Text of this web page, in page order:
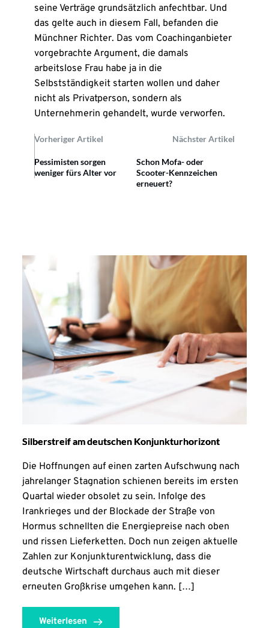
seine Verträge grundsätzlich anfechtbar. Und
das gelte auch in diesem Fall, befanden die
Münchner Richter. Das vom Coachinganbieter
vorgebrachte Argument, die damals
arbeitslose Frau habe ja in die
Selbstständigkeit starten wollen und daher
nicht als Privatperson, sondern als
Unternehmerin gehandelt, wurde verworfen.
Vorheriger Artikel Nächster Artikel
Pessimisten sorgen
weniger fürs Alter vor
Schon Mofa- oder
Scooter-Kennzeichen
erneuert?
Silberstreif am deutschen Konjunkturhorizont
Die Hoffnungen auf einen zarten Aufschwung nach
jahrelanger Stagnation schienen bereits im ersten
Quartal wieder obsolet zu sein. Infolge des
Irankrieges und der Blockade der Straße von
Hormus schnellten die Energiepreise nach oben
und rissen Lieferketten. Doch nun zeigen aktuelle
Zahlen zur Konjunkturentwicklung, dass die
deutsche Wirtschaft durchaus auch mit dieser
erneuten Großkrise umgehen kann. […]
Weiterlesen